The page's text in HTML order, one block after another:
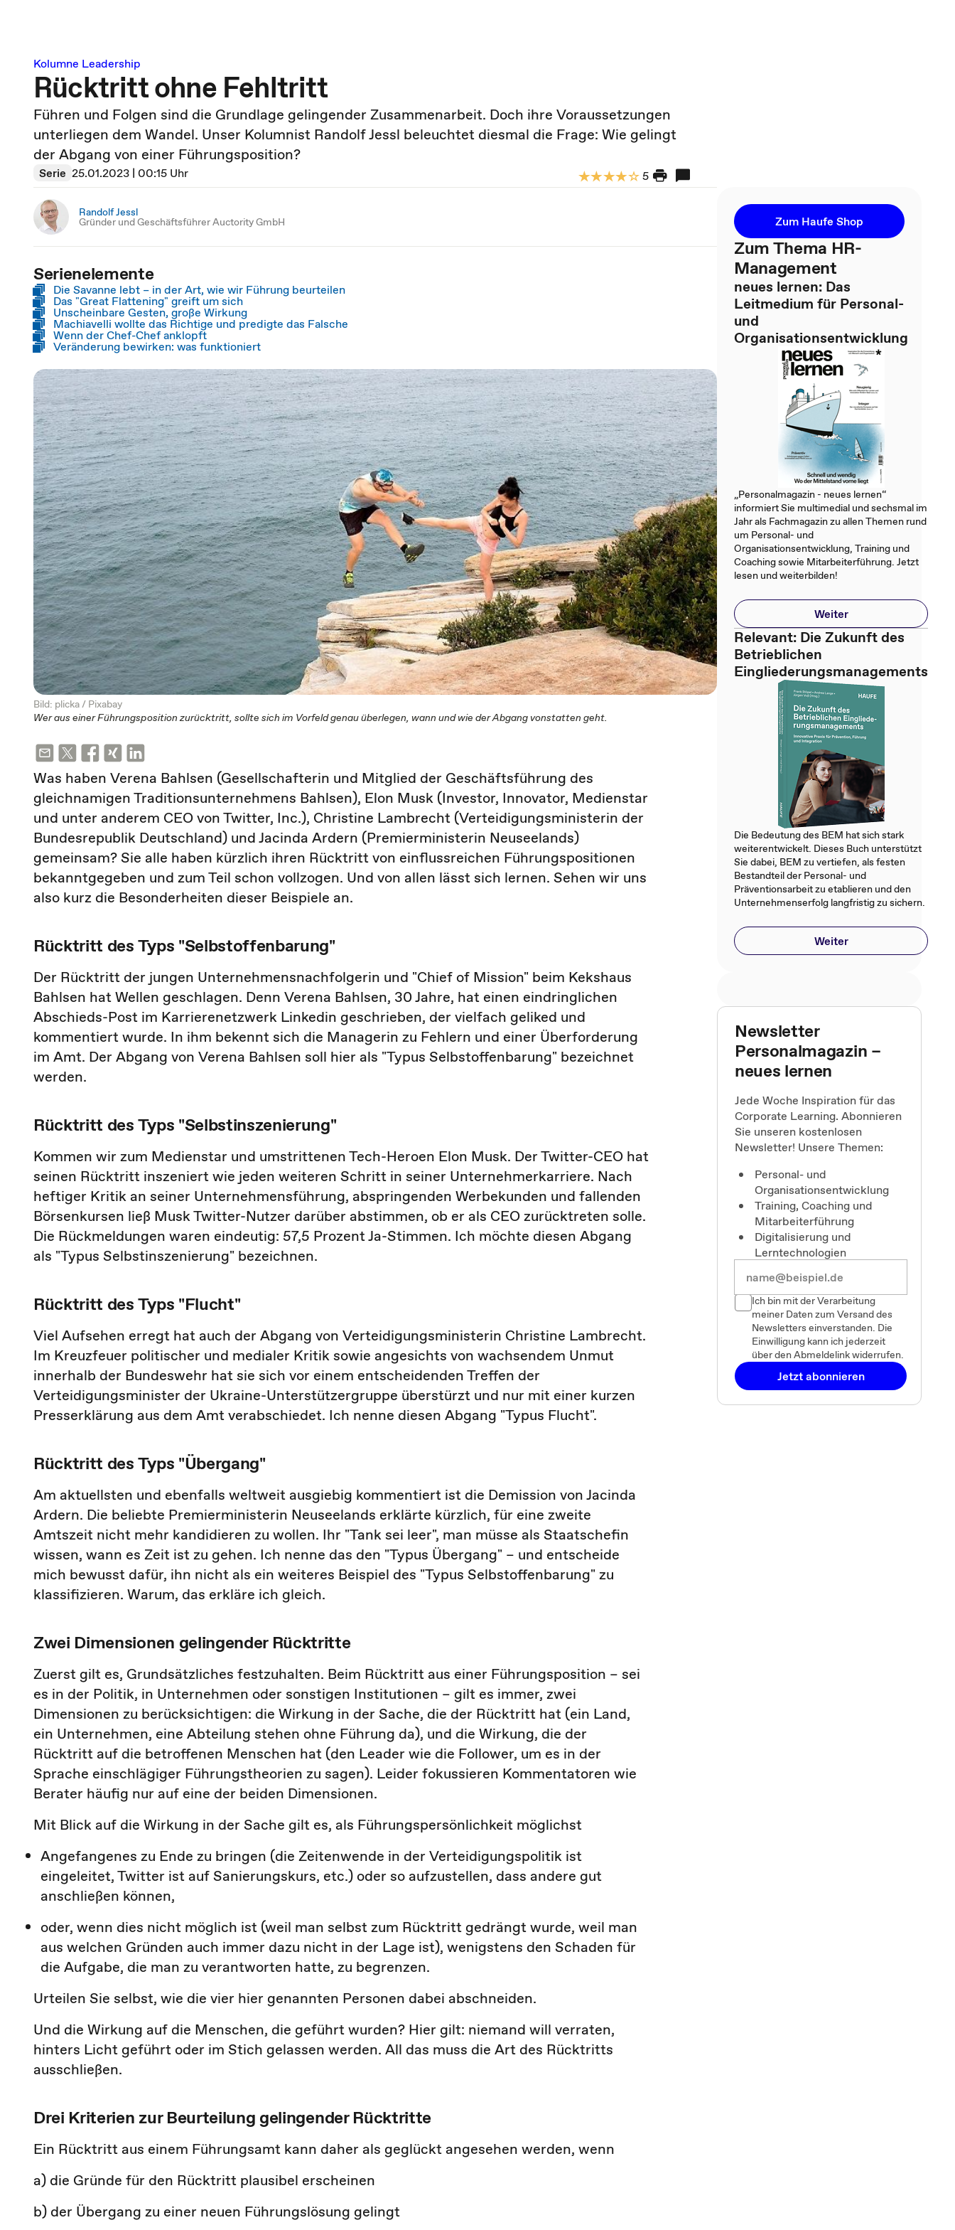
Kolumne Leadership
Rücktritt ohne Fehltritt
Führen und Folgen sind die Grundlage gelingender Zusammenarbeit. Doch ihre Voraussetzungen
unterliegen dem Wandel. Unser Kolumnist Randolf Jessl beleuchtet diesmal die Frage: Wie gelingt
der Abgang von einer Führungsposition?
Serie 25.01.2023 | 00:15 Uhr 5
Randolf Jessl
Gründer und Geschäftsführer Auctority GmbH
Serienelemente
Die Savanne lebt – in der Art, wie wir Führung beurteilen
Das "Great Flattening" greift um sich
Unscheinbare Gesten, große Wirkung
Machiavelli wollte das Richtige und predigte das Falsche
Wenn der Chef-Chef anklopft
Veränderung bewirken: was funktioniert
Bild: plicka / Pixabay
Wer aus einer Führungsposition zurücktritt, sollte sich im Vorfeld genau überlegen, wann und wie der Abgang vonstatten geht.
Was haben Verena Bahlsen (Gesellschafterin und Mitglied der Geschäftsführung des
gleichnamigen Traditionsunternehmens Bahlsen), Elon Musk (Investor, Innovator, Medienstar
und unter anderem CEO von Twitter, Inc.), Christine Lambrecht (Verteidigungsministerin der
Bundesrepublik Deutschland) und Jacinda Ardern (Premierministerin Neuseelands)
gemeinsam? Sie alle haben kürzlich ihren Rücktritt von einflussreichen Führungspositionen
bekanntgegeben und zum Teil schon vollzogen. Und von allen lässt sich lernen. Sehen wir uns
also kurz die Besonderheiten dieser Beispiele an.
Rücktritt des Typs "Selbstoffenbarung"
Der Rücktritt der jungen Unternehmensnachfolgerin und "Chief of Mission" beim Kekshaus
Bahlsen hat Wellen geschlagen. Denn Verena Bahlsen, 30 Jahre, hat einen eindringlichen
Abschieds-Post im Karrierenetzwerk Linkedin geschrieben, der vielfach geliked und
kommentiert wurde. In ihm bekennt sich die Managerin zu Fehlern und einer Überforderung
im Amt. Der Abgang von Verena Bahlsen soll hier als "Typus Selbstoffenbarung" bezeichnet
werden.
Rücktritt des Typs "Selbstinszenierung"
Kommen wir zum Medienstar und umstrittenen Tech-Heroen Elon Musk. Der Twitter-CEO hat
seinen Rücktritt inszeniert wie jeden weiteren Schritt in seiner Unternehmerkarriere. Nach
heftiger Kritik an seiner Unternehmensführung, abspringenden Werbekunden und fallenden
Börsenkursen ließ Musk Twitter-Nutzer darüber abstimmen, ob er als CEO zurücktreten solle.
Die Rückmeldungen waren eindeutig: 57,5 Prozent Ja-Stimmen. Ich möchte diesen Abgang
als "Typus Selbstinszenierung" bezeichnen.
Rücktritt des Typs "Flucht"
Viel Aufsehen erregt hat auch der Abgang von Verteidigungsministerin Christine Lambrecht.
Im Kreuzfeuer politischer und medialer Kritik sowie angesichts von wachsendem Unmut
innerhalb der Bundeswehr hat sie sich vor einem entscheidenden Treffen der
Verteidigungsminister der Ukraine-Unterstützergruppe überstürzt und nur mit einer kurzen
Presserklärung aus dem Amt verabschiedet. Ich nenne diesen Abgang "Typus Flucht".
Rücktritt des Typs "Übergang"
Am aktuellsten und ebenfalls weltweit ausgiebig kommentiert ist die Demission von Jacinda
Ardern. Die beliebte Premierministerin Neuseelands erklärte kürzlich, für eine zweite
Amtszeit nicht mehr kandidieren zu wollen. Ihr "Tank sei leer", man müsse als Staatschefin
wissen, wann es Zeit ist zu gehen. Ich nenne das den "Typus Übergang" – und entscheide
mich bewusst dafür, ihn nicht als ein weiteres Beispiel des "Typus Selbstoffenbarung" zu
klassifizieren. Warum, das erkläre ich gleich.
Zwei Dimensionen gelingender Rücktritte
Zuerst gilt es, Grundsätzliches festzuhalten. Beim Rücktritt aus einer Führungsposition – sei
es in der Politik, in Unternehmen oder sonstigen Institutionen – gilt es immer, zwei
Dimensionen zu berücksichtigen: die Wirkung in der Sache, die der Rücktritt hat (ein Land,
ein Unternehmen, eine Abteilung stehen ohne Führung da), und die Wirkung, die der
Rücktritt auf die betroffenen Menschen hat (den Leader wie die Follower, um es in der
Sprache einschlägiger Führungstheorien zu sagen). Leider fokussieren Kommentatoren wie
Berater häufig nur auf eine der beiden Dimensionen.
Mit Blick auf die Wirkung in der Sache gilt es, als Führungspersönlichkeit möglichst
Angefangenes zu Ende zu bringen (die Zeitenwende in der Verteidigungspolitik ist
eingeleitet, Twitter ist auf Sanierungskurs, etc.) oder so aufzustellen, dass andere gut
anschließen können,
oder, wenn dies nicht möglich ist (weil man selbst zum Rücktritt gedrängt wurde, weil man
aus welchen Gründen auch immer dazu nicht in der Lage ist), wenigstens den Schaden für
die Aufgabe, die man zu verantworten hatte, zu begrenzen.
Urteilen Sie selbst, wie die vier hier genannten Personen dabei abschneiden.
Und die Wirkung auf die Menschen, die geführt wurden? Hier gilt: niemand will verraten,
hinters Licht geführt oder im Stich gelassen werden. All das muss die Art des Rücktritts
ausschließen.
Drei Kriterien zur Beurteilung gelingender Rücktritte
Ein Rücktritt aus einem Führungsamt kann daher als geglückt angesehen werden, wenn
a) die Gründe für den Rücktritt plausibel erscheinen
b) der Übergang zu einer neuen Führungslösung gelingt
Zum Haufe Shop
Zum Thema HR-
Management
neues lernen: Das
Leitmedium für Personal-
und
Organisationsentwicklung
„Personalmagazin - neues lernen“
informiert Sie multimedial und sechsmal im
Jahr als Fachmagazin zu allen Themen rund
um Personal- und
Organisationsentwicklung, Training und
Coaching sowie Mitarbeiterführung. Jetzt
lesen und weiterbilden!
Weiter
Relevant: Die Zukunft des
Betrieblichen
Eingliederungsmanagements
Die Bedeutung des BEM hat sich stark
weiterentwickelt. Dieses Buch unterstützt
Sie dabei, BEM zu vertiefen, als festen
Bestandteil der Personal- und
Präventionsarbeit zu etablieren und den
Unternehmenserfolg langfristig zu sichern.
Weiter
Newsletter
Personalmagazin –
neues lernen
Jede Woche Inspiration für das
Corporate Learning. Abonnieren
Sie unseren kostenlosen
Newsletter! Unsere Themen:
Personal- und
Organisationsentwicklung
Training, Coaching und
Mitarbeiterführung
Digitalisierung und
Lerntechnologien
Ich bin mit der Verarbeitung
meiner Daten zum Versand des
Newsletters einverstanden. Die
Einwilligung kann ich jederzeit
über den Abmeldelink widerrufen.
Jetzt abonnieren